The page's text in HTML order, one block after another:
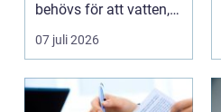
behövs för att vatten,
värme och avlopp ...
07 juli 2026